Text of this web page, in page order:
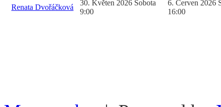
Renata Dvořáčková
30. Květen 2026 Sobota
9:00
6. Červen 2026
16:00